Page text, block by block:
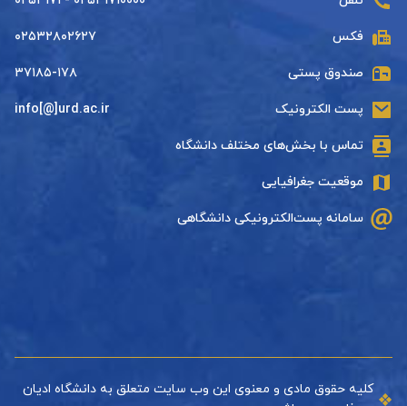
فکس ۰۲۵۳۲۸۰۲۶۲۷
صندوق پستی ۳۷۱۸۵-۱۷۸
پست الکترونیک info[@]urd.ac.ir
تماس با بخش‌های مختلف دانشگاه
موقعیت جغرافیایی
سامانه پست‌الکترونیکی دانشگاهی
کلیه حقوق مادی و معنوی این وب سایت متعلق به دانشگاه ادیان